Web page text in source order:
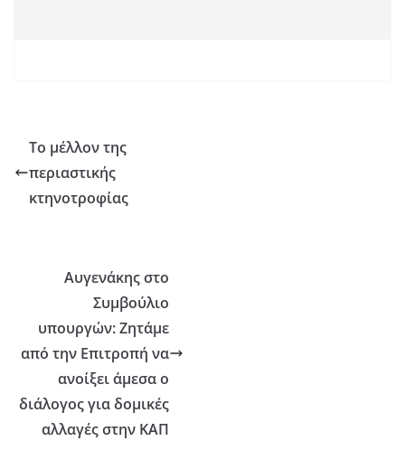
Το μέλλον της
περιαστικής
κτηνοτροφίας
Αυγενάκης στο
Συμβούλιο
υπουργών: Ζητάμε
από την Επιτροπή να
ανοίξει άμεσα ο
διάλογος για δομικές
αλλαγές στην ΚΑΠ